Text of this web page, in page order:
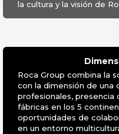
la cultura y la visión de
Roca Group combina la
con la dimensión de una
profesionales, presencia
fábricas en los 5
oportunidades de
en un entorno